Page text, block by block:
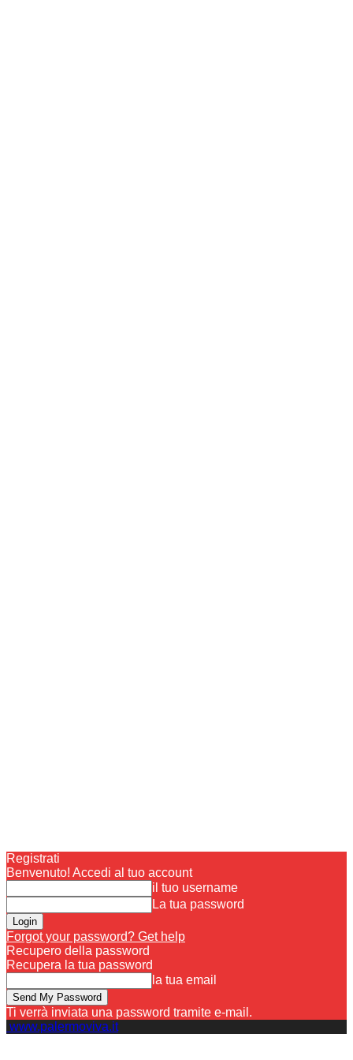
Registrati
Benvenuto! Accedi al tuo account
il tuo username
La tua password
Forgot your password? Get help
Recupero della password
Recupera la tua password
la tua email
Ti verrà inviata una password tramite e-mail.
www.palermoviva.it